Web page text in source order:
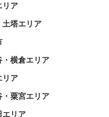
リア
土塔エリア
・横倉エリア
リア
・粟宮エリア
エリア